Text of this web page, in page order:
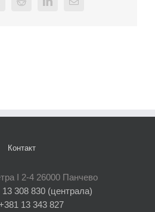
Reddit LinkedInEmail
Контакт
I 2-4 26000 Панчево
13 308 830 (централа)
13 343 827